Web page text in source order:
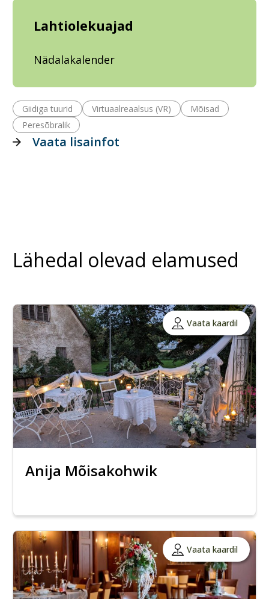
Lahtiolekuajad
Nädalakalender
Giidiga tuurid Virtuaalreaalsus (VR)
Mõisad
Peresõbralik
Vaata lisainfot
Lähedal olevad elamused
Vaata kaardil
Anija Mõisakohwik
Vaata kaardil